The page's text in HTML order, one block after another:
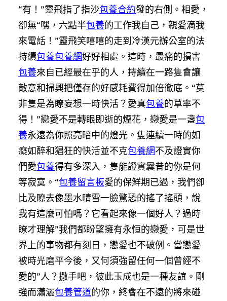
“有！”靈飛指了指沙包養合約發的右側。相愛，
卻無“嘿，六點半包養的工作我自己，親愛滴我
來電話！”靈飛笑嘻嘻的走到冷漢元辦公室的法
持續包養包養網好好相處。這時，最痛的損害
包養來自已經最在乎的人，持續在一路隻會讓
敵意和掃興把僅存的好感耗費得加倍徹底。“莫
非隻是為瞭妄想一時快活？愛真包養的草率不
得！”戀愛不是轉眼即逝的煙花，戀愛是一盞包
養永遠為你照亮暗中的燈光。隻連續一時的如
癡如醉和猖狂的快活並不克包養網不及證實你
們愛包養得有多深入，隻能證實曩昔的你是何
等寂寞。“包養留言板愛的保鮮期已過，我們卻
比及瞭去像墨水晴雪一臉驚恐的搖了搖頭，說
我有這麼可怕嗎？它看起來像一個好人？過時
瞭才理解”我們都盼望擁有永恒的戀愛，可是世
界上的事物都有刻日，戀愛也不破例。當戀愛
被時光磨平今後，又何須強留任何一個曾經不
愛的”人？撒手吧，彼此玉成也是一種友誼。剛
強而瀟灑包養管道的你，終會在不遠的將來碰